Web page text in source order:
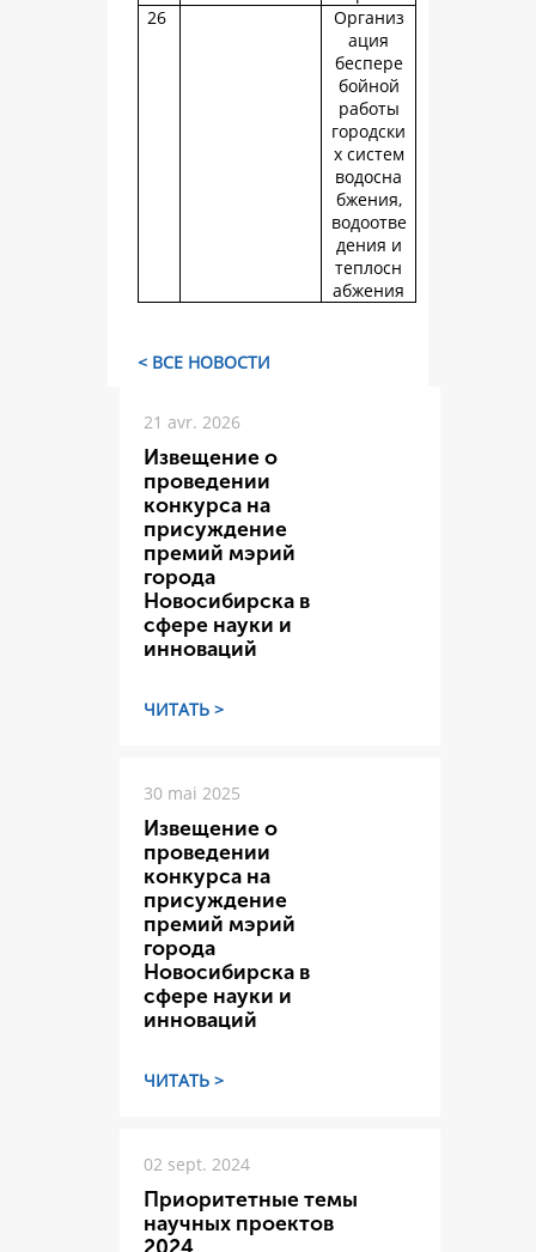
26
Организ
ация
беспере
бойной
работы
городски
х систем
водосна
бжения,
водоотве
дения и
теплосн
абжения
< ВСЕ НОВОСТИ
21 avr. 2026
Извещение о
проведении
конкурса на
присуждение
премий мэрий
города
Новосибирска в
сфере науки и
инноваций
ЧИТАТЬ >
30 mai 2025
Извещение о
проведении
конкурса на
присуждение
премий мэрий
города
Новосибирска в
сфере науки и
инноваций
ЧИТАТЬ >
02 sept. 2024
Приоритетные темы
научных проектов